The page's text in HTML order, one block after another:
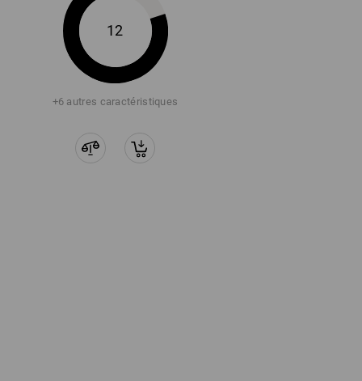
12
+6 autres caractéristiques